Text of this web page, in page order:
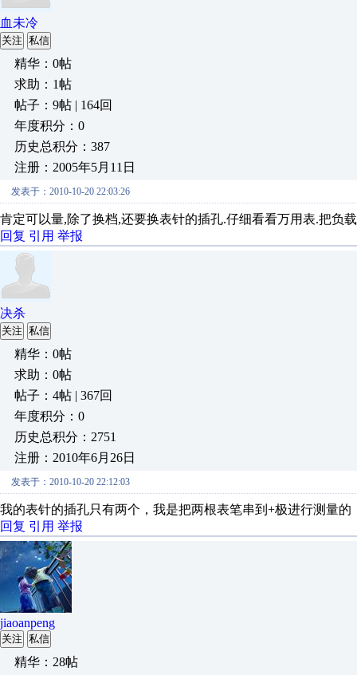
血未冷
关注 私信
精华：0帖
求助：1帖
帖子：9帖 | 164回
年度积分：0
历史总积分：387
注册：2005年5月11日
发表于：2010-10-20 22:03:26
肯定可以量,除了换档,还要换表针的插孔.仔细看看万用表.把负
回复 引用 举报
决杀
关注 私信
精华：0帖
求助：0帖
帖子：4帖 | 367回
年度积分：0
历史总积分：2751
注册：2010年6月26日
发表于：2010-10-20 22:12:03
我的表针的插孔只有两个，我是把两根表笔串到+极进行测量的
回复 引用 举报
jiaoanpeng
关注 私信
精华：28帖